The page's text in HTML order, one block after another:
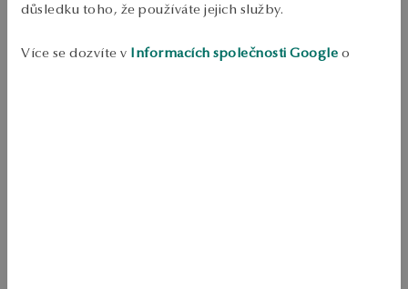
důsledku toho, že používáte jejich služby.
Více se dozvíte v Informacích společnosti Google o
Růst: 585